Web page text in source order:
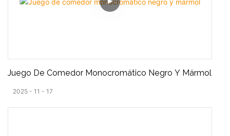
Juego De Comedor Monocromático Negro Y Mármol
2025 11 17